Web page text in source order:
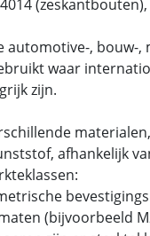
automotive-, bouw-
waar
zijn.
afhankelijk
(bijvoorbeeld